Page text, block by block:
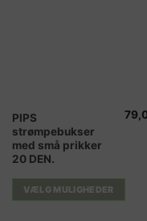
PIPS
strømpebukser
med små prikker
20 DEN.
VÆLG MULIGHEDER
Dette
vare
har
flere
varianter.
Mulighederne